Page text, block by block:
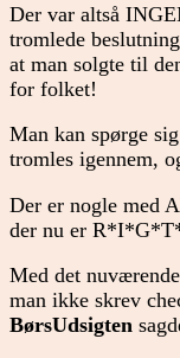
Der var altså
tromlede
at man solgte til
for folket!
Man kan spørge
tromles igennem,
Der er nogle med
der nu er
Med det
man ikke skrev
BørsUdsigten